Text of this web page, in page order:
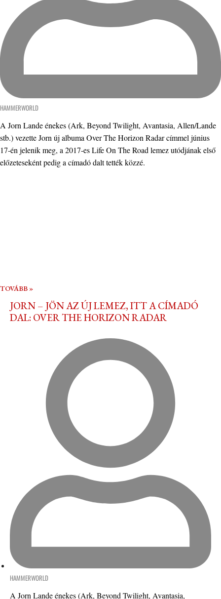
HAMMERWORLD
A Jorn Lande énekes (Ark, Beyond Twilight, Avantasia, Allen/Lande
stb.) vezette Jorn új albuma Over The Horizon Radar címmel június
17-én jelenik meg, a 2017-es Life On The Road lemez utódjának első
előzeteseként pedig a címadó dalt tették közzé.
TOVÁBB »
JORN – JÖN AZ ÚJ LEMEZ, ITT A CÍMADÓ
DAL: OVER THE HORIZON RADAR
HAMMERWORLD
A Jorn Lande énekes (Ark, Beyond Twilight, Avantasia,